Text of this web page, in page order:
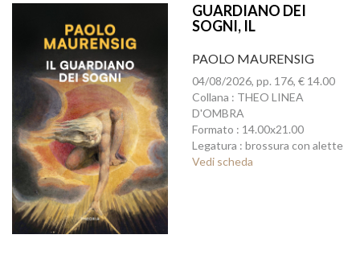
GUARDIANO DEI
SOGNI, IL
PAOLO MAURENSIG
04/08/2026, pp. 176, € 14.00
Collana : THEO LINEA
D'OMBRA
Formato : 14.00x21.00
Legatura : brossura con alette
Vedi scheda